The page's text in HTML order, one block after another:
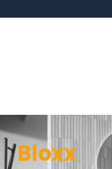
Bloxx